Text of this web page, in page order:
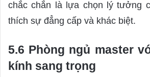
chắc chắn là lựa chọn lý tưởng
thích sự đẳng cấp và khác biệt.
5.6 Phòng ngủ master
kính sang trọng